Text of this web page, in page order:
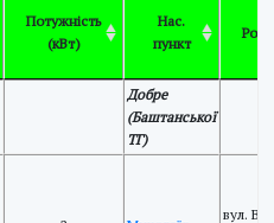
Потужність
(кВт)
Нас.
пункт
Добре
(Баштанської
ТГ)
вул.